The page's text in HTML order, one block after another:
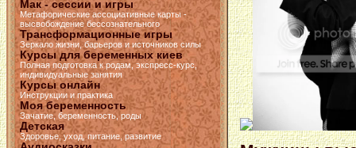
Мак - сессии и игры
Метафорические ассоциативные карты -
высвобождение бессознательного
Трансформационные игры
Зеркало жизни, барьеров и источников силы
Курсы для беременных киев
Полная подготовка к родам, экспресс-курс,
индивидуальные занятия
Курсы онлайн
Инструкции и практика
Моя беременность
Зачатие, беременность, роды
Детская
Здоровье, уход, питание, развитие